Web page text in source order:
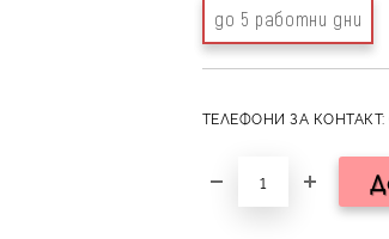
до 5 работни дни
ТЕЛЕФОНИ ЗА КОНТАКТ: